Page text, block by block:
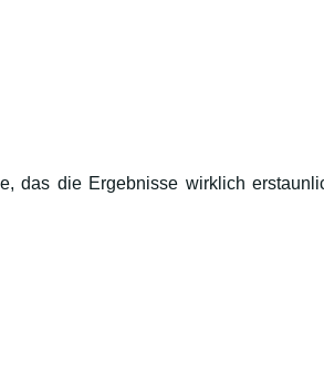
das die Ergebnisse wirklich